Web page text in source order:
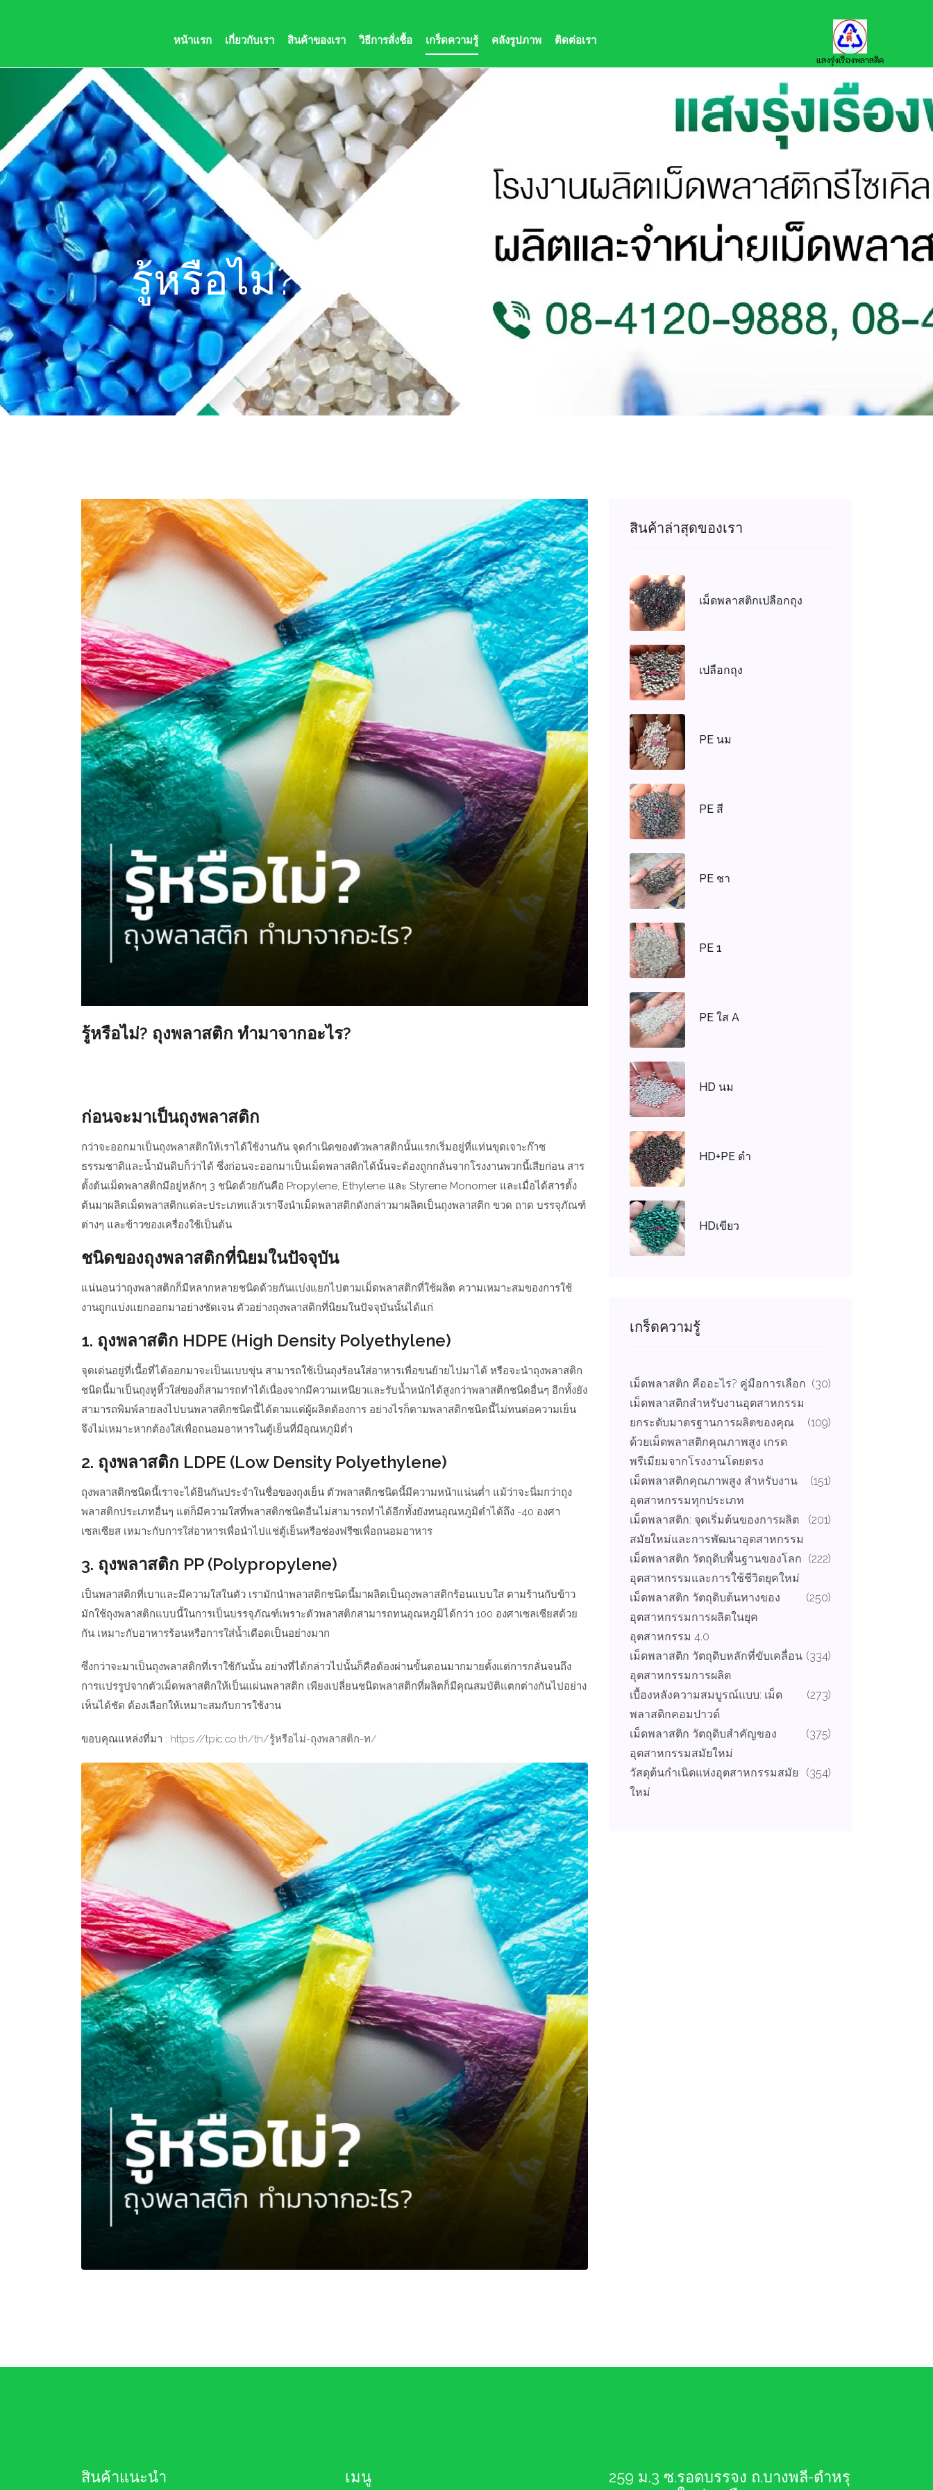
หน้าแรก เกี่ยวกับเรา สินค้าของเรา วิธีการสั่งชื้อ เกร็ดความรู้ คลังรูปภาพ ติดต่อเรา
รู้หรือไม่? ถุงพลาสติก ทำมาจากอะไร?
รู้หรือไม่? ถุงพลาสติก ทำมาจากอะไร?
ก่อนจะมาเป็นถุงพลาสติก
กว่าจะออกมาเป็นถุงพลาสติกให้เราได้ใช้งานกัน จุดกำเนิดของตัวพลาสติกนั้นแรกเริ่มอยู่ที่แท่นขุดเจาะก๊าซ
ธรรมชาติและน้ำมันดิบก็ว่าได้ ซึ่งก่อนจะออกมาเป็นเม็ดพลาสติกได้นั้นจะต้องถูกกลั่นจากโรงงานพวกนี้เสียก่อน สาร
ตั้งต้นเม็ดพลาสติกมีอยู่หลักๆ 3 ชนิดด้วยกันคือ Propylene, Ethylene และ Styrene Monomer และเมื่อได้สารตั้ง
ต้นมาผลิตเม็ดพลาสติกแต่ละประเภทแล้วเราจึงนำเม็ดพลาสติกดังกล่าวมาผลิตเป็นถุงพลาสติก ขวด ถาด บรรจุภัณฑ์
ต่างๆ และข้าวของเครื่องใช้เป็นต้น
ชนิดของถุงพลาสติกที่นิยมในปัจจุบัน
แน่นอนว่าถุงพลาสติกก็มีหลากหลายชนิดด้วยกันแบ่งแยกไปตามเม็ดพลาสติกที่ใช้ผลิต ความเหมาะสมของการใช้
งานถูกแบ่งแยกออกมาอย่างชัดเจน ตัวอย่างถุงพลาสติกที่นิยมในปัจจุบันนั้นได้แก่
1. ถุงพลาสติก HDPE (High Density Polyethylene)
จุดเด่นอยู่ที่เนื้อที่ได้ออกมาจะเป็นแบบขุ่น สามารถใช้เป็นถุงร้อนใส่อาหารเพื่อขนย้ายไปมาได้ หรือจะนำถุงพลาสติก
ชนิดนี้มาเป็นถุงหูหิ้วใส่ของก็สามารถทำได้เนื่องจากมีความเหนียวและรับน้ำหนักได้สูงกว่าพลาสติกชนิดอื่นๆ อีกทั้งยัง
สามารถพิมพ์ลายลงไปบนพลาสติกชนิดนี้ได้ตามแต่ผู้ผลิตต้องการ อย่างไรก็ตามพลาสติกชนิดนี้ไม่ทนต่อความเย็น
จึงไม่เหมาะหากต้องใส่เพื่อถนอมอาหารในตู้เย็นที่มีอุณหภูมิต่ำ
2. ถุงพลาสติก LDPE (Low Density Polyethylene)
ถุงพลาสติกชนิดนี้เราจะได้ยินกันประจำในชื่อของถุงเย็น ตัวพลาสติกชนิดนี้มีความหน้าแน่นต่ำ แม้ว่าจะนิ่มกว่าถุง
พลาสติกประเภทอื่นๆ แต่ก็มีความใสที่พลาสติกชนิดอื่นไม่สามารถทำได้อีกทั้งยังทนอุณหภูมิต่ำได้ถึง -40 องศา
เซลเซียส เหมาะกับการใส่อาหารเพื่อนำไปแช่ตู้เย็นหรือช่องฟรีซเพื่อถนอมอาหาร
3. ถุงพลาสติก PP (Polypropylene)
เป็นพลาสติกที่เบาและมีความใสในตัว เรามักนำพลาสติกชนิดนี้มาผลิตเป็นถุงพลาสติกร้อนแบบใส ตามร้านกับข้าว
มักใช้ถุงพลาสติกแบบนี้ในการเป็นบรรจุภัณฑ์เพราะตัวพลาสติกสามารถทนอุณหภูมิได้กว่า 100 องศาเซลเซียสด้วย
กัน เหมาะกับอาหารร้อนหรือการใส่น้ำเดือดเป็นอย่างมาก
ซึ่งกว่าจะมาเป็นถุงพลาสติกที่เราใช้กันนั้น อย่างที่ได้กล่าวไปนั้นก็คือต้องผ่านขั้นตอนมากมายตั้งแต่การกลั่นจนถึง
การแปรรูปจากตัวเม็ดพลาสติกให้เป็นแผ่นพลาสติก เพียงเปลี่ยนชนิดพลาสติกที่ผลิตก็มีคุณสมบัติแตกต่างกันไปอย่าง
เห็นได้ชัด ต้องเลือกให้เหมาะสมกับการใช้งาน
ขอบคุณแหล่งที่มา : https://tpic.co.th/th/รู้หรือไม่-ถุงพลาสติก-ท/
สินค้าล่าสุดของเรา
เม็ดพลาสติกเปลือกถุง
เปลือกถุง
PE นม
PE สี
PE ชา
PE 1
PE ใส A
HD นม
HD+PE ดำ
HDเขียว
เกร็ดความรู้
เม็ดพลาสติก คืออะไร? คู่มือการเลือก
เม็ดพลาสติกสำหรับงานอุตสาหกรรม
(30)
ยกระดับมาตรฐานการผลิตของคุณ
ด้วยเม็ดพลาสติกคุณภาพสูง เกรด
พรีเมียมจากโรงงานโดยตรง
(109)
เม็ดพลาสติกคุณภาพสูง สำหรับงาน
อุตสาหกรรมทุกประเภท
(151)
เม็ดพลาสติก: จุดเริ่มต้นของการผลิต
สมัยใหม่และการพัฒนาอุตสาหกรรม
(201)
เม็ดพลาสติก วัตถุดิบพื้นฐานของโลก
อุตสาหกรรมและการใช้ชีวิตยุคใหม่
(222)
เม็ดพลาสติก วัตถุดิบต้นทางของ
อุตสาหกรรมการผลิตในยุค
อุตสาหกรรม 4.0
(250)
เม็ดพลาสติก วัตถุดิบหลักที่ขับเคลื่อน
อุตสาหกรรมการผลิต
(334)
เบื้องหลังความสมบูรณ์แบบ: เม็ด
พลาสติกคอมปาวด์
(273)
เม็ดพลาสติก วัตถุดิบสำคัญของ
อุตสาหกรรมสมัยใหม่
(375)
วัสดุต้นกำเนิดแห่งอุตสาหกรรมสมัย
ใหม่
(354)
สินค้าแนะนำ เมนู
259 ม.3 ซ.รอดบรรจง ถ.บางพลี-ตำหรุ